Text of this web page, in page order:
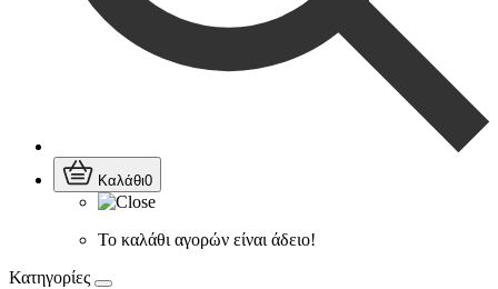
Καλάθι0
Το καλάθι αγορών είναι άδειο!
Κατηγορίες